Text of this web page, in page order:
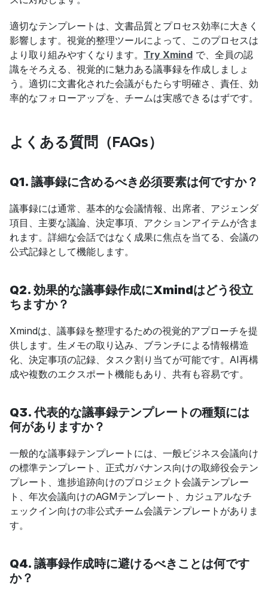
適切なテンプレートは、文書品質とプロセス効率に大きく
影響します。視覚的整理ツールによって、このプロセスは
より取り組みやすくなります。 Try Xmind で、全員の認
識をそろえる、視覚的に魅力ある議事録を作成しましょ
う。適切に文書化された会議がもたらす明確さ、責任、効
率的なフォローアップを、チームは実感できるはずです。
よくある質問（FAQs）
Q1. 議事録に含めるべき必須要素は何ですか？
議事録には通常、基本的な会議情報、出席者、アジェンダ
項目、主要な議論、決定事項、アクションアイテムが含ま
れます。詳細な会話ではなく成果に焦点を当てる、会議の
公式記録として機能します。
Q2. 効果的な議事録作成にXmindはどう役立
ちますか？
Xmindは、議事録を整理するための視覚的アプローチを提
供します。生メモの取り込み、ブランチによる情報構造
化、決定事項の記録、タスク割り当てが可能です。AI再構
成や複数のエクスポート機能もあり、共有も容易です。
Q3. 代表的な議事録テンプレートの種類には
何がありますか？
一般的な議事録テンプレートには、一般ビジネス会議向け
の標準テンプレート、正式ガバナンス向けの取締役会テン
プレート、進捗追跡向けのプロジェクト会議テンプレー
ト、年次会議向けのAGMテンプレート、カジュアルなチ
ェックイン向けの非公式チーム会議テンプレートがありま
す。
Q4. 議事録作成時に避けるべきことは何です
か？